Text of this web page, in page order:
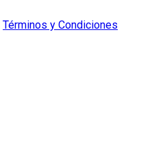
Términos y Condiciones